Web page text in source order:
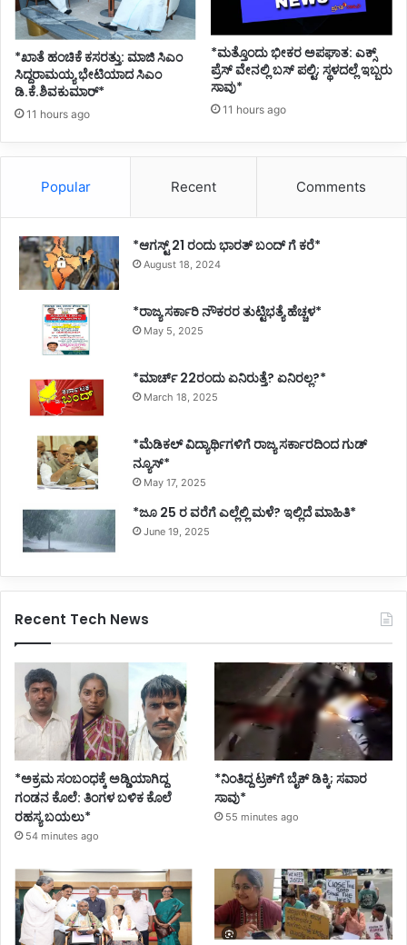
*ಖಾತೆ ಹಂಚಿಕೆ ಕಸರತ್ತು: ಮಾಜಿ ಸಿಎಂ
ಸಿದ್ದರಾಮಯ್ಯ ಭೇಟಿಯಾದ ಸಿಎಂ
ಡಿ.ಕೆ.ಶಿವಕುಮಾರ್*
11 hours ago
*ಮತ್ತೊಂದು ಭೀಕರ ಅಪಘಾತ: ಎಕ್ಸ್
ಪ್ರೆಸ್ ವೇನಲ್ಲಿ ಬಸ್ ಪಲ್ಟಿ; ಸ್ಥಳದಲ್ಲೆ ಇಬ್ಬರು
ಸಾವು*
11 hours ago
Popular Recent Comments
*ಆಗಸ್ಟ್ 21 ರಂದು ಭಾರತ್‌ ಬಂದ್‌ ಗೆ ಕರೆ*
August 18, 2024
*ರಾಜ್ಯ ಸರ್ಕಾರಿ ನೌಕರರ ತುಟ್ಟಿಭತ್ಯೆ ಹೆಚ್ಚಳ*
May 5, 2025
*ಮಾರ್ಚ್ 22ರಂದು ಏನಿರುತ್ತೆ? ಏನಿರಲ್ಲ?*
March 18, 2025
*ಮೆಡಿಕಲ್ ವಿದ್ಯಾರ್ಥಿಗಳಿಗೆ ರಾಜ್ಯ ಸರ್ಕಾರದಿಂದ ಗುಡ್
ನ್ಯೂಸ್*
May 17, 2025
*ಜೂ 25 ರ ವರೆಗೆ ಎಲ್ಲೆಲ್ಲಿ ಮಳೆ? ಇಲ್ಲಿದೆ ಮಾಹಿತಿ*
June 19, 2025
Recent Tech News
*ಅಕ್ರಮ ಸಂಬಂಧಕ್ಕೆ ಅಡ್ಡಿಯಾಗಿದ್ದ
ಗಂಡನ ಕೊಲೆ: ತಿಂಗಳ ಬಳಿಕ ಕೊಲೆ
ರಹಸ್ಯ ಬಯಲು*
54 minutes ago
*ನಿಂತಿದ್ದ ಟ್ರಕ್‌ಗೆ ಬೈಕ್ ಡಿಕ್ಕಿ; ಸವಾರ
ಸಾವು*
55 minutes ago